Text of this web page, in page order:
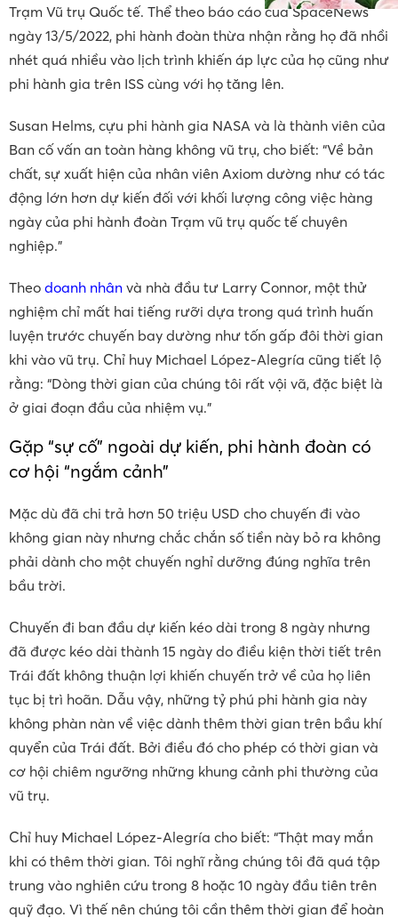
Trạm Vũ trụ Quốc tế. Thể theo báo cáo của SpaceNews
ngày 13/5/2022, phi hành đoàn thừa nhận rằng họ đã nhồi
nhét quá nhiều vào lịch trình khiến áp lực của họ cũng như
phi hành gia trên ISS cùng với họ tăng lên.
Susan Helms, cựu phi hành gia NASA và là thành viên của
Ban cố vấn an toàn hàng không vũ trụ, cho biết: “Về bản
chất, sự xuất hiện của nhân viên Axiom dường như có tác
động lớn hơn dự kiến ​​đối với khối lượng công việc hàng
ngày của phi hành đoàn Trạm vũ trụ quốc tế chuyên
nghiệp.”
Theo doanh nhân và nhà đầu tư Larry Connor, một thử
nghiệm chỉ mất hai tiếng rưỡi dựa trong quá trình huấn
luyện trước chuyến bay dường như tốn gấp đôi thời gian
khi vào vũ trụ. Chỉ huy Michael López-Alegría cũng tiết lộ
rằng: “Dòng thời gian của chúng tôi rất vội vã, đặc biệt là
ở giai đoạn đầu của nhiệm vụ.”
Gặp “sự cố” ngoài dự kiến, phi hành đoàn có
cơ hội “ngắm cảnh”
Mặc dù đã chi trả hơn 50 triệu USD cho chuyến đi vào
không gian này nhưng chắc chắn số tiền này bỏ ra không
phải dành cho một chuyến nghỉ dưỡng đúng nghĩa trên
bầu trời.
Chuyến đi ban đầu dự kiến ​​kéo dài trong 8 ngày nhưng
đã được kéo dài thành 15 ngày do điều kiện thời tiết trên
Trái đất không thuận lợi khiến chuyến trở về của họ liên
tục bị trì hoãn. Dẫu vậy, những tỷ phú phi hành gia này
không phàn nàn về việc dành thêm thời gian trên bầu khí
quyển của Trái đất. Bởi điều đó cho phép có thời gian và
cơ hội chiêm ngưỡng những khung cảnh phi thường của
vũ trụ.
Chỉ huy Michael López-Alegría cho biết: “Thật may mắn
khi có thêm thời gian. Tôi nghĩ rằng chúng tôi đã quá tập
trung vào nghiên cứu trong 8 hoặc 10 ngày đầu tiên trên
quỹ đạo. Vì thế nên chúng tôi cần thêm thời gian để hoàn